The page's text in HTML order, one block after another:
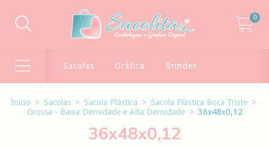
0
Sacolas Gráfica Brindes
Início > Sacolas > Sacola Plástica > Sacola Plástica Boca Triste >
Grossa - Baixa Densidade e Alta Densidade > 36x48x0,12
36x48x0,12